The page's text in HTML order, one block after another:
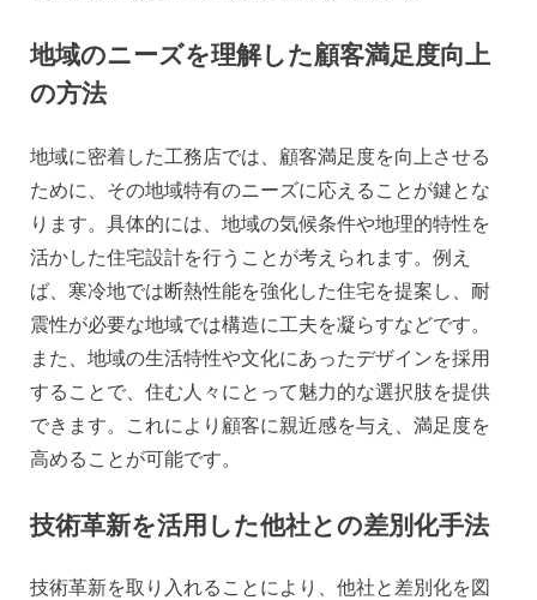
地域のニーズを理解した顧客満足度向上
の方法
地域に密着した工務店では、顧客満足度を向上させる
ために、その地域特有のニーズに応えることが鍵とな
ります。具体的には、地域の気候条件や地理的特性を
活かした住宅設計を行うことが考えられます。例え
ば、寒冷地では断熱性能を強化した住宅を提案し、耐
震性が必要な地域では構造に工夫を凝らすなどです。
また、地域の生活特性や文化にあったデザインを採用
することで、住む人々にとって魅力的な選択肢を提供
できます。これにより顧客に親近感を与え、満足度を
高めることが可能です。
技術革新を活用した他社との差別化手法
技術革新を取り入れることにより、他社と差別化を図